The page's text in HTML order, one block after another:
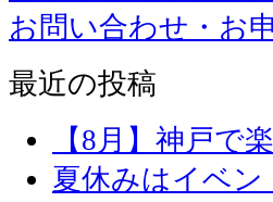
お問い合わせ・お
最近の投稿
【8月】神戸で
夏休みはイベ